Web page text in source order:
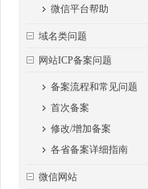
微信平台帮助
域名类问题
网站ICP备案问题
备案流程和常见问题
首次备案
修改/增加备案
各省备案详细指南
微信网站